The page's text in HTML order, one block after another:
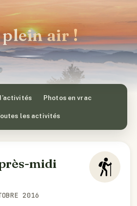
plein air !
Photos en vrac
les activités
midi
2016